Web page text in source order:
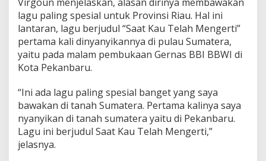
lagu paling spesial untuk Provinsi Riau. Hal ini
lantaran, lagu berjudul “Saat Kau Telah Mengerti”
pertama kali dinyanyikannya di pulau Sumatera,
yaitu pada malam pembukaan Gernas BBI BBWI di
Kota Pekanbaru.
“Ini ada lagu paling spesial banget yang saya
bawakan di tanah Sumatera. Pertama kalinya saya
nyanyikan di tanah sumatera yaitu di Pekanbaru.
Lagu ini berjudul Saat Kau Telah Mengerti,”
jelasnya.